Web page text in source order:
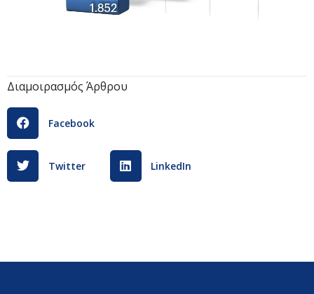
Διαμοιρασμός Άρθρου
Facebook
Twitter LinkedIn